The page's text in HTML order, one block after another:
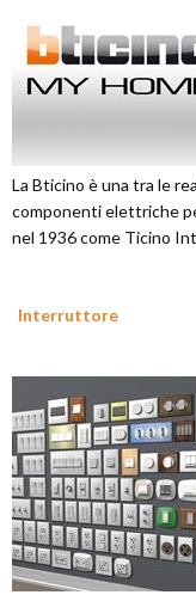
La Bticino è una tra le
componenti elettriche
nel 1936 come Ticino
Interruttore